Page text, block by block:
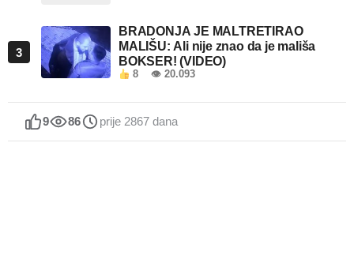
3
BRADONJA JE MALTRETIRAO
MALIŠU: Ali nije znao da je mališa
BOKSER! (VIDEO)
8 👁 20.093
9 86 prije 2867 dana